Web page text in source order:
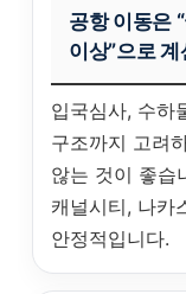
공항 이동은
이상”으로 계
입국심사, 수하
구조까지 고려
않는 것이 좋습
캐널시티, 나카
안정적입니다.